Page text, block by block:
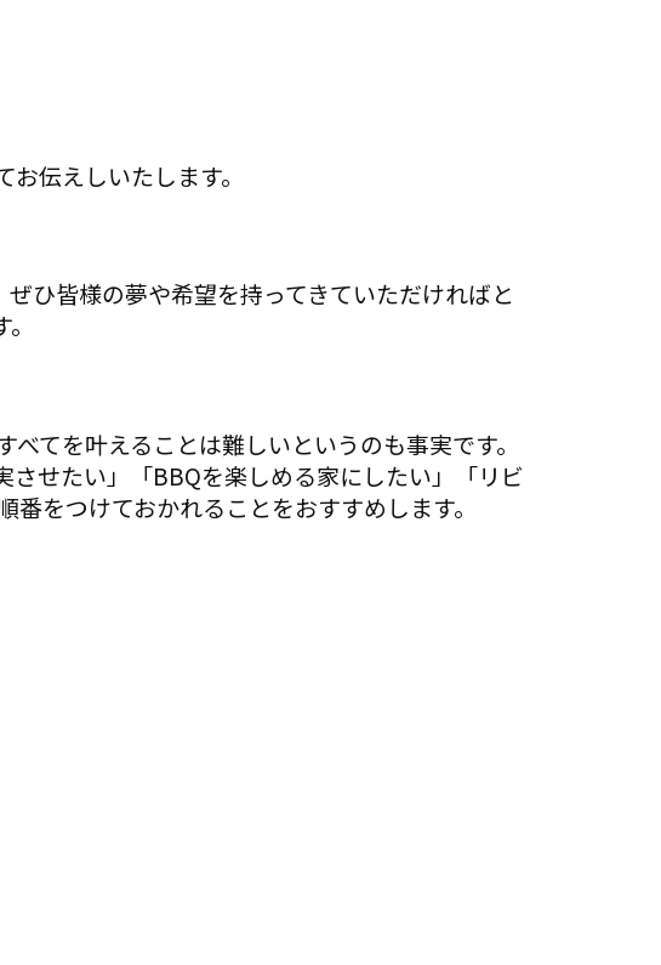
伝えしいたします。
ひ皆様の夢や希望を持ってきていただければと
てを叶えることは難しいというのも事実です。
させたい」「BBQを楽しめる家にしたい」「リビ
をつけておかれることをおすすめします。